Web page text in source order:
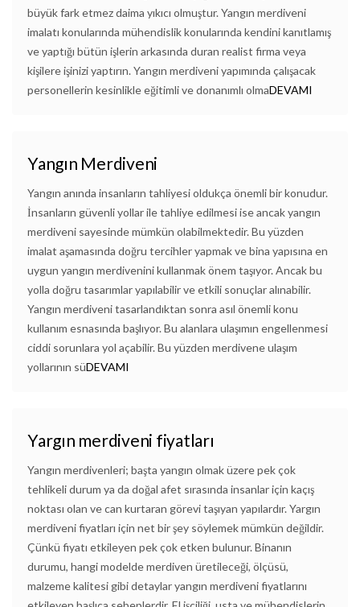
büyük fark etmez daima yıkıcı olmuştur. Yangın merdiveni
imalatı konularında mühendislik konularında kendini kanıtlamış
ve yaptığı bütün işlerin arkasında duran realist firma veya
kişilere işinizi yaptırın. Yangın merdiveni yapımında çalışacak
personellerin kesinlikle eğitimli ve donanımlı olmaDEVAMI
Yangın Merdiveni
Yangın anında insanların tahliyesi oldukça önemli bir konudur.
İnsanların güvenli yollar ile tahliye edilmesi ise ancak yangın
merdiveni sayesinde mümkün olabilmektedir. Bu yüzden
imalat aşamasında doğru tercihler yapmak ve bina yapısına en
uygun yangın merdivenini kullanmak önem taşıyor. Ancak bu
yolla doğru tasarımlar yapılabilir ve etkili sonuçlar alınabilir.
Yangın merdiveni tasarlandıktan sonra asıl önemli konu
kullanım esnasında başlıyor. Bu alanlara ulaşımın engellenmesi
ciddi sorunlara yol açabilir. Bu yüzden merdivene ulaşım
yollarının süDEVAMI
Yargın merdiveni fiyatları
Yangın merdivenleri; başta yangın olmak üzere pek çok
tehlikeli durum ya da doğal afet sırasında insanlar için kaçış
noktası olan ve can kurtaran görevi taşıyan yapılardır. Yargın
merdiveni fiyatları için net bir şey söylemek mümkün değildir.
Çünkü fiyatı etkileyen pek çok etken bulunur. Binanın
durumu, hangi modelde merdiven üretileceği, ölçüsü,
malzeme kalitesi gibi detaylar yangın merdiveni fiyatlarını